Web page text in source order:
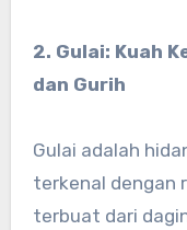
2. Gulai: Kuah
dan Gurih
Gulai adalah
terkenal dengan
terbuat dari